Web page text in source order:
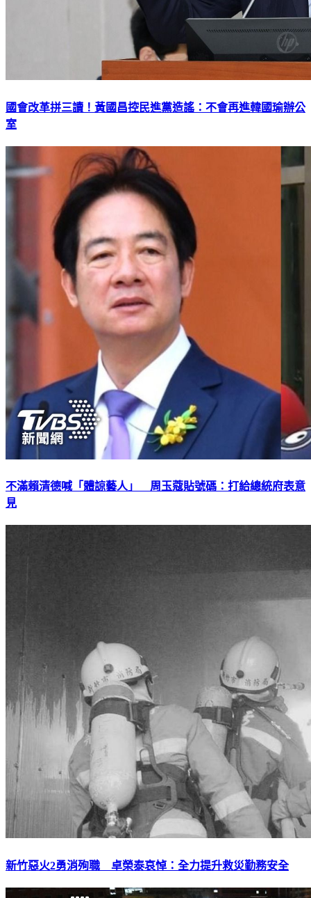
國會改革拼三讀！黃國昌控民進黨造謠：不會再進韓國瑜辦公
室
不滿賴清德喊「體諒藝人」 周玉蔻貼號碼：打給總統府表意
見
新竹惡火2勇消殉職 卓榮泰哀悼：全力提升救災勤務安全